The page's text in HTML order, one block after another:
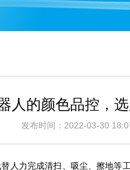
人的颜色品控，
发布时间：2022-03-30
人力完成清扫、吸尘、擦地等